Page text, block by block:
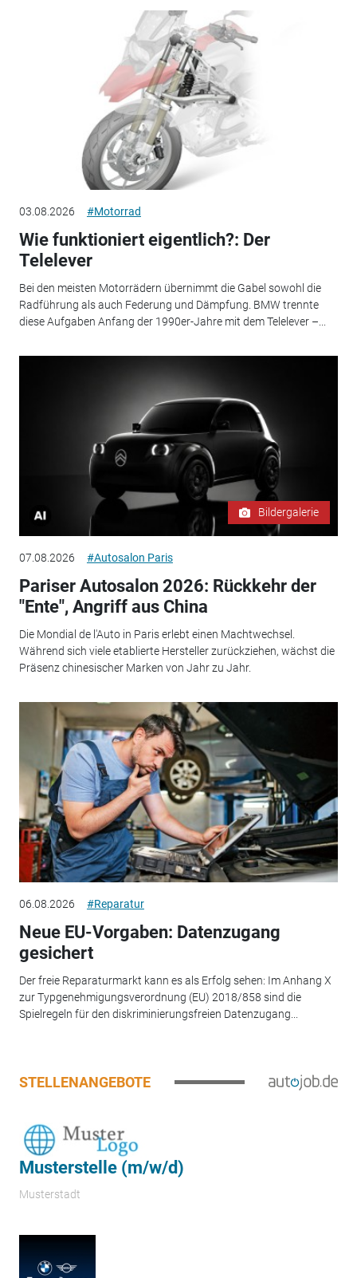
03.08.2026 #Motorrad
Wie funktioniert eigentlich?: Der
Telelever
Bei den meisten Motorrädern übernimmt die Gabel sowohl die
Radführung als auch Federung und Dämpfung. BMW trennte
diese Aufgaben Anfang der 1990er-Jahre mit dem Telelever –...
Bildergalerie
07.08.2026 #Autosalon Paris
Pariser Autosalon 2026: Rückkehr der
"Ente", Angriff aus China
Die Mondial de l'Auto in Paris erlebt einen Machtwechsel.
Während sich viele etablierte Hersteller zurückziehen, wächst die
Präsenz chinesischer Marken von Jahr zu Jahr.
06.08.2026 #Reparatur
Neue EU-Vorgaben: Datenzugang
gesichert
Der freie Reparaturmarkt kann es als Erfolg sehen: Im Anhang X
zur Typgenehmigungsverordnung (EU) 2018/858 sind die
Spielregeln für den diskriminierungsfreien Datenzugang...
STELLENANGEBOTE
Musterstelle (m/w/d)
Musterstadt